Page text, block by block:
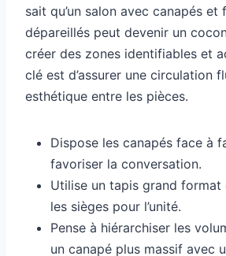
sait qu’un salon avec canapés et
dépareillés peut devenir un
créer des zones identifiables et
clé est d’assurer une circulation
esthétique entre les pièces.
Dispose les canapés face à
favoriser la conversation.
Utilise un tapis grand
les sièges pour l’unité.
Pense à hiérarchiser les
un canapé plus massif avec